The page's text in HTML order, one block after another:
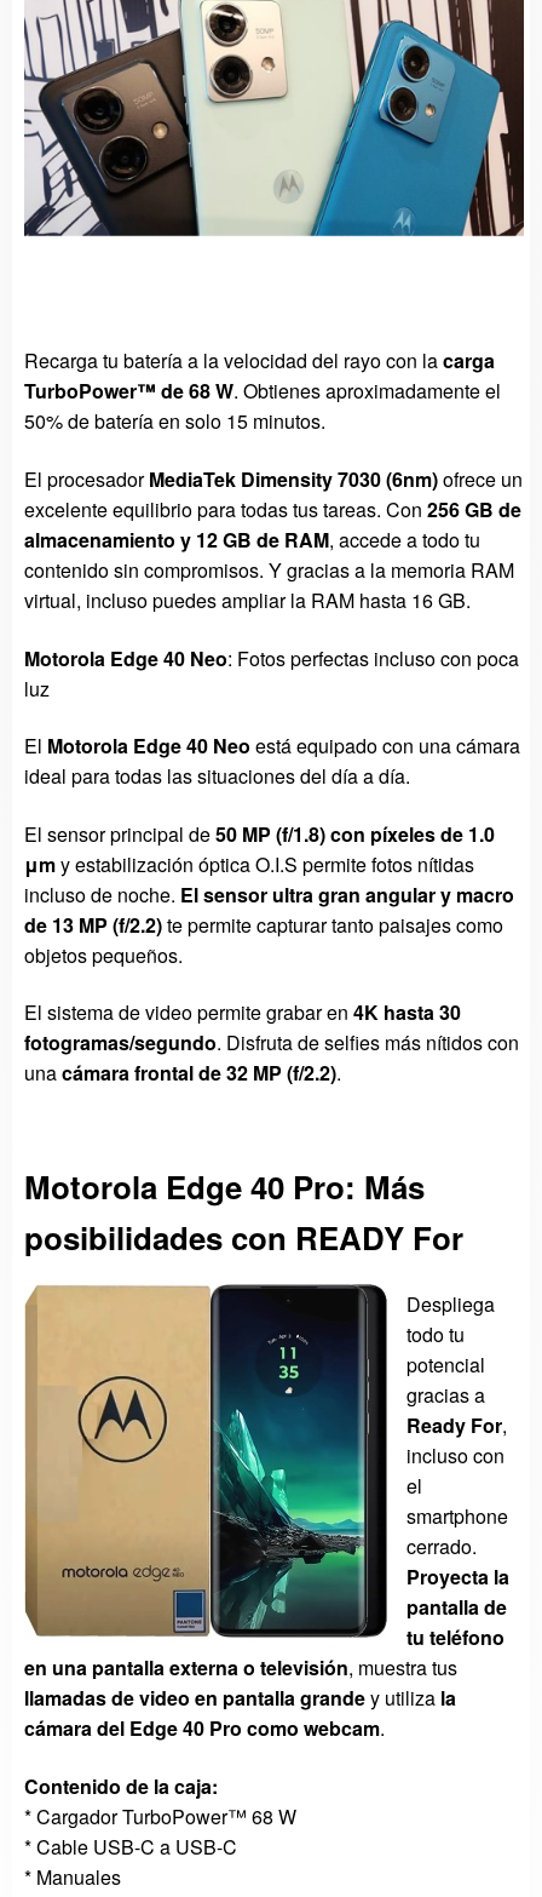
Recarga tu batería a la velocidad del rayo con lacarga
TurboPower™ de 68 W. Obtienes aproximadamente el
50% de batería en solo 15 minutos.
El procesadorMediaTek Dimensity 7030 (6nm)ofrece un
excelente equilibrio para todas tus tareas. Con 256 GB de
almacenamiento y 12 GB de RAM, accede a todo tu
contenido sin compromisos. Y gracias a la memoria RAM
virtual, incluso puedes ampliar la RAM hasta 16 GB.
Motorola Edge 40 Neo: Fotos perfectas incluso con poca
luz
El Motorola Edge 40 Neo está equipado con una cámara
ideal para todas las situaciones del día a día.
El sensor principal de50 MP (f/1.8) con píxeles de 1.0
μmy estabilización óptica O.I.S permite fotos nítidas
incluso de noche. El sensor ultra gran angular y macro
de 13 MP (f/2.2)te permite capturar tanto paisajes como
objetos pequeños.
El sistema de video permite grabar en 4K hasta 30
fotogramas/segundo. Disfruta de selfies más nítidos con
unacámara frontal de 32 MP (f/2.2).
Motorola Edge 40 Pro: Más
posibilidades con READY For
Despliega
todo tu
potencial
gracias a
Ready For,
incluso con
el
smartphone
cerrado.
Proyecta la
pantalla de
tu teléfono
en una pantalla externa o televisión, muestra tus
llamadas de video en pantalla grandey utiliza la
cámara del Edge 40 Pro como webcam.
Contenido de la caja:
* Cargador TurboPower™ 68 W
* Cable USB-C a USB-C
* Manuales